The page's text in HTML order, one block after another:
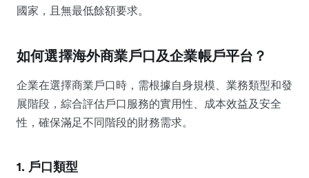
國家，且無最低餘額要求。
如何選擇海外商業戶口及企業帳戶平台？
企業在選擇商業戶口時，需根據自身規模、業務類型和發
展階段，綜合評估戶口服務的實用性、成本效益及安全
性，確保滿足不同階段的財務需求。
1. 戶口類型